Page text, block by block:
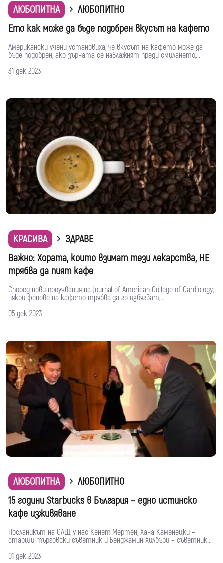
ЛЮБОПИТНА
ЛЮБОПИТНО
Ето как може да бъде подобрен вкусът на кафето
Американски учени установиха, че вкусът на кафето може да
бъде подобрен, ако зърната се навлажнят преди смилането,...
31 дек 2023
КРАСИВА
ЗДРАВЕ
Важно: Хората, които взимат тези лекарства, НЕ
трябва да пият кафе
Според нови проучвания на Journal of American College of Cardiology,
някои фенове на кафето трябва да го избягват,...
05 дек 2023
ЛЮБОПИТНА
ЛЮБОПИТНО
15 години Starbucks в България – едно истинско
кафе изживяване
Посланикът на САЩ у нас Кенет Мертен, Хана Каменецки –
старши търговски съветник и Бенджамин Хилбъри – съветник...
01 дек 2023